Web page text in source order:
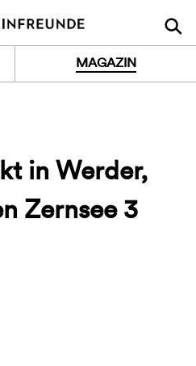
MAGAZIN
in Werder,
Zernsee 3